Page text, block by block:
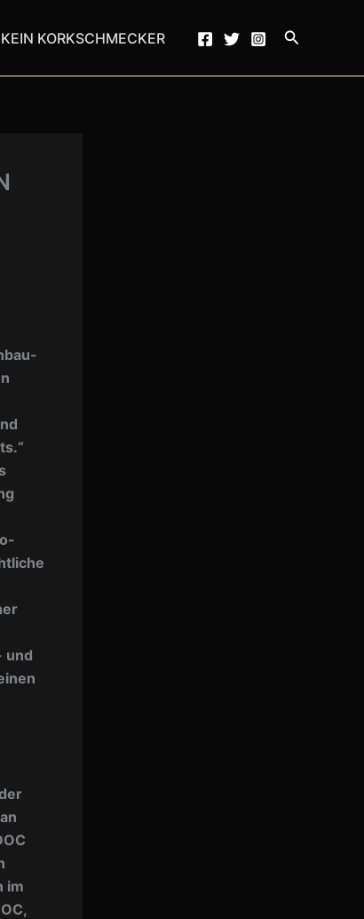
KORKSCHMECKER Suchen
und
im